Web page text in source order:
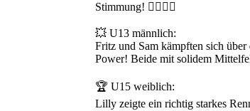
Stimmung! 🚴‍♂️🚴‍♀️
💥 U13 männlich:
Fritz und Sam kämpften sich
Power! Beide mit solidem
🏆 U15 weiblich:
Lilly zeigte ein richtig starkes